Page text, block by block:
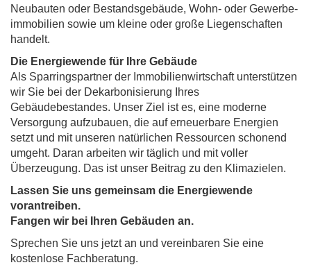
Neubauten oder Bestandsgebäude, Wohn- oder Gewerbe-
immobilien sowie um kleine oder große Liegenschaften
handelt.
Die Energiewende für Ihre Gebäude
Als Sparringspartner der Immobilienwirtschaft unterstützen
wir Sie bei der Dekarbonisierung Ihres
Gebäudebestandes. Unser Ziel ist es, eine moderne
Versorgung aufzubauen, die auf erneuerbare Energien
setzt und mit unseren natürlichen Ressourcen schonend
umgeht. Daran arbeiten wir täglich und mit voller
Überzeugung. Das ist unser Beitrag zu den Klimazielen.
Lassen Sie uns gemeinsam die Energiewende
vorantreiben.
Fangen wir bei Ihren Gebäuden an.
Sprechen Sie uns jetzt an und vereinbaren Sie eine
kostenlose Fachberatung.